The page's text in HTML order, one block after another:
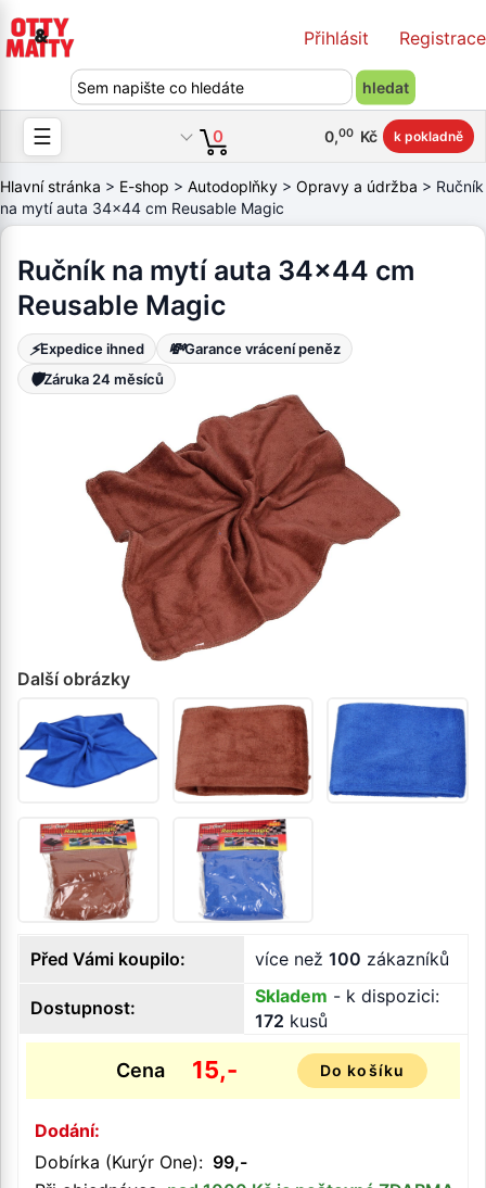
Přihlásit Registrace
☰ 0 0,00 Kč k pokladně
Hlavní stránka > E-shop > Autodoplňky > Opravy a údržba > Ručník
na mytí auta 34x44 cm Reusable Magic
Ručník na mytí auta 34x44 cm
Reusable Magic
⚡Expedice ihned 💸Garance vrácení peněz
🛡️Záruka 24 měsíců
Další obrázky
Před Vámi koupilo: více než 100 zákazníků
Dostupnost:
Skladem - k dispozici:
172 kusů
Cena 15,- Do košíku
Dodání:
Dobírka (Kurýr One): 99,-